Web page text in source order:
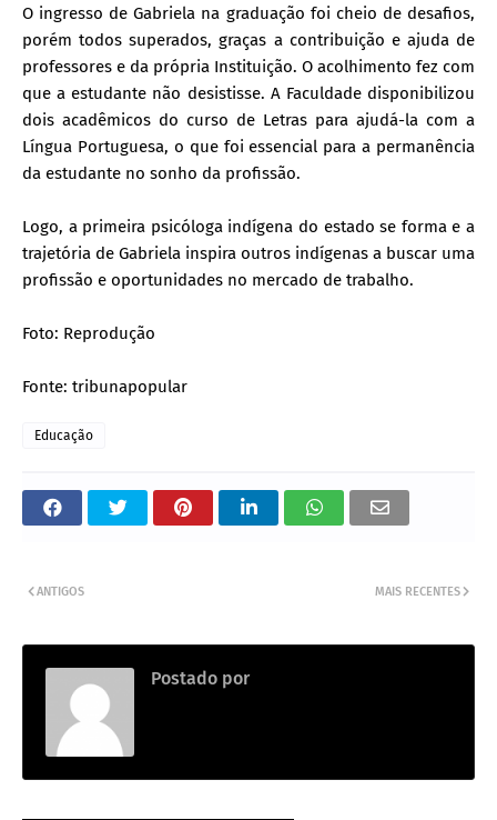
O ingresso de Gabriela na graduação foi cheio de desafios,
porém todos superados, graças a contribuição e ajuda de
professores e da própria Instituição. O acolhimento fez com
que a estudante não desistisse. A Faculdade disponibilizou
dois acadêmicos do curso de Letras para ajudá-la com a
Língua Portuguesa, o que foi essencial para a permanência
da estudante no sonho da profissão.
Logo, a primeira psicóloga indígena do estado se forma e a
trajetória de Gabriela inspira outros indígenas a buscar uma
profissão e oportunidades no mercado de trabalho.
Foto: Reprodução
Fonte: tribunapopular
Educação
MAIS RECENTES
ANTIGOS
Postado por